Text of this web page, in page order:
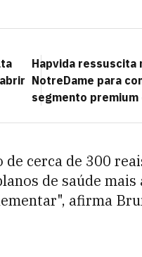
Hapvida ressuscita
NotreDame para
segmento premium
cerca de 300
de saúde mais
afirma